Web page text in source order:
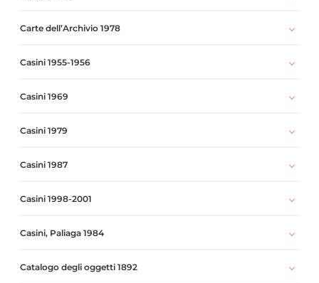
Carte dell’Archivio 1978
Casini 1955-1956
Casini 1969
Casini 1979
Casini 1987
Casini 1998-2001
Casini, Paliaga 1984
Catalogo degli oggetti 1892